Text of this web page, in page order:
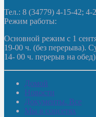
Тел.: 8 (34779) 4-15-42;
Режим работы:
Основной режим с 1
19-00 ч. (без перерыва).
14- 00 ч. перерыв на
Домой
Новости
Документы. Все
Мы в соцсетях